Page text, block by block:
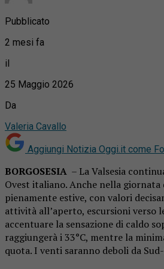
Pubblicato
2 mesi fa
il
25 Maggio 2026
Da
Valeria Cavallo
Aggiungi Notizia Oggi.it come
BORGOSESIA – La Valsesia
Ovest italiano. Anche nella
pienamente estive, con valori
attività all’aperto, escursioni verso
accentuare la sensazione di caldo
raggiungerà i 33°C, mentre la
quota. I venti saranno deboli da